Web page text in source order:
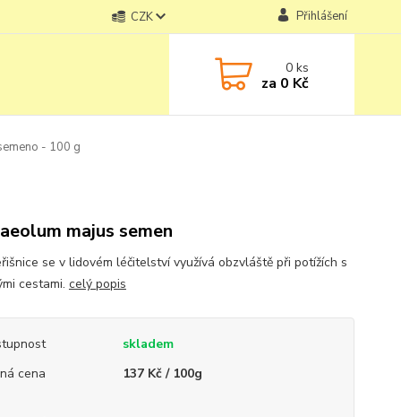
CZK Přihlášení
0ks
za 0 Kč
- 100 g
majus semen
se v lidovém léčitelství využívá obzvláště při potížích s
cestami. celý popis
skladem
cena
137 Kč / 100g